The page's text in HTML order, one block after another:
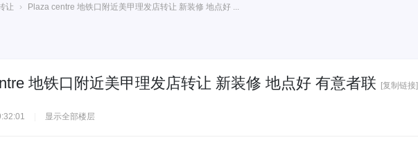
让 › Plaza centre 地铁口附近美甲理发店转让 新装修 地点好 ...
地铁口附近美甲理发店转让 新装修 地点好 有意者联 [复制链接]
显示全部楼层